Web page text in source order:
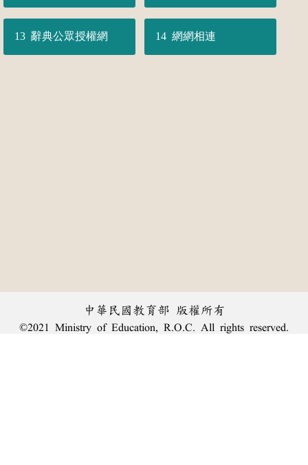
辭典公眾授權網 網網相連
中華民國教育部 版權所有
©2021 Ministry of Education, R.O.C. All rights reserved.